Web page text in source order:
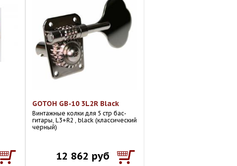
GOTOH GB-10 3L2R Black
Винтажные колки для 5 стр бас-
гитары, L3+R2 , black (классический
черный)
12 862 руб